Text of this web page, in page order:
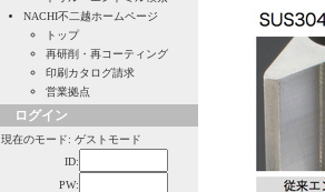
NACHI不二越ホームページ
トップ
再研削・再コーティング
印刷カタログ請求
営業拠点
ログイン
現在のモード: ゲストモード
ID:
PW: